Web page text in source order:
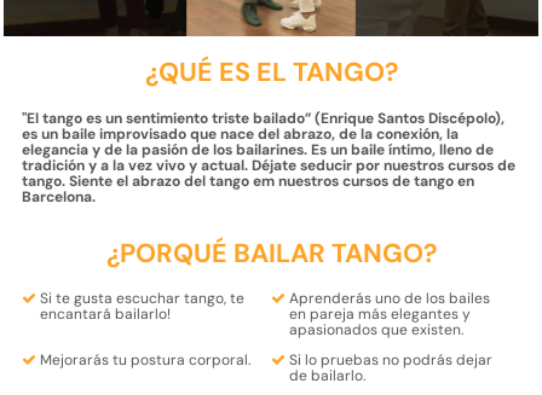
¿QUÉ ES EL TANGO?
''El tango es un sentimiento triste bailado” (Enrique Santos Discépolo),
es un baile improvisado que nace del abrazo, de la conexión, la
elegancia y de la pasión de los bailarines. Es un baile íntimo, lleno de
tradición y a la vez vivo y actual. Déjate seducir por nuestros cursos de
tango. Siente el abrazo del tango em nuestros cursos de tango en
Barcelona.
¿PORQUÉ BAILAR TANGO?
Si te gusta escuchar tango,te
encantará bailarlo!
Aprenderásuno de los bailes
en pareja más elegantes y
apasionadosque existen.
Mejorarás tu postura corporal. Si lo pruebasno podrás dejar
de bailarlo.